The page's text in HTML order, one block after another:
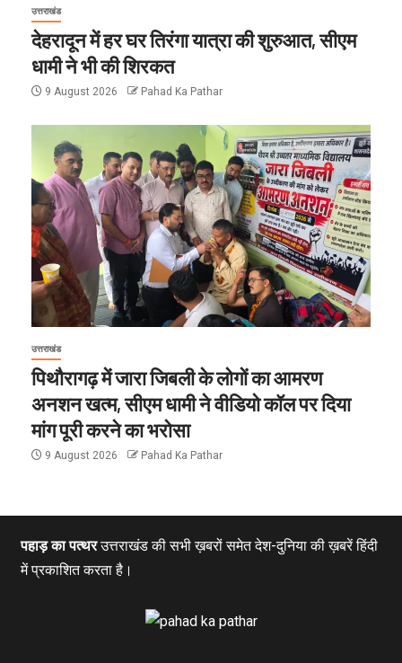
उत्तराखंड
देहरादून में हर घर तिरंगा यात्रा की शुरुआत, सीएम
धामी ने भी की शिरकत
9 August 2026 Pahad Ka Pathar
उत्तराखंड
पिथौरागढ़ में जारा जिबली के लोगों का आमरण
अनशन खत्म, सीएम धामी ने वीडियो कॉल पर दिया
मांग पूरी करने का भरोसा
9 August 2026 Pahad Ka Pathar
पहाड़ का पत्थरउत्तराखंड की सभी ख़बरों समेत देश-दुनिया की ख़बरें हिंदी
में प्रकाशित करता है।